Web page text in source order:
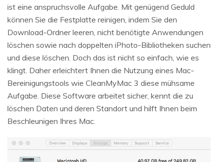
ist eine anspruchsvolle Aufgabe. Mit genügend Geduld
können Sie die Festplatte reinigen, indem Sie den
Download-Ordner leeren, nicht benötigte Anwendungen
löschen sowie nach doppelten iPhoto-Bibliotheken suchen
und diese löschen. Doch das ist nicht so einfach, wie es
klingt. Daher erleichtert Ihnen die Nutzung eines Mac-
Bereinigungstools wie CleanMyMac 3 diese mühsame
Aufgabe. Diese Software arbeitet sicher, kennt die zu
löschen Daten und deren Standort und hilft Ihnen beim
Beschleunigen Ihres Mac.